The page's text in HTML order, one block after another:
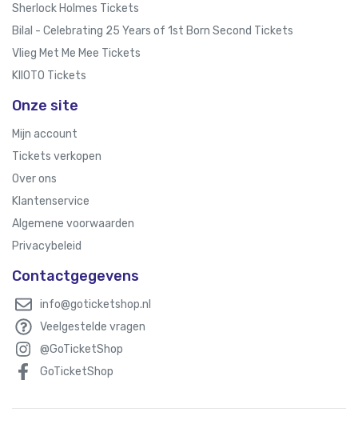
Sherlock Holmes Tickets
Bilal - Celebrating 25 Years of 1st Born Second Tickets
Vlieg Met Me Mee Tickets
KIIOTO Tickets
Onze site
Mijn account
Tickets verkopen
Over ons
Klantenservice
Algemene voorwaarden
Privacybeleid
Contactgegevens
info@goticketshop.nl
Veelgestelde vragen
@GoTicketShop
GoTicketShop